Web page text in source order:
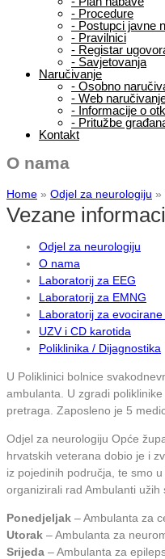
- Procedure
- Postupci javne
- Pravilnici
- Registar
- Savjetovanja
Naručivanje
- Osobno
- Web
- Informacije o
- Pritužbe
Kontakt
O nama
Home » Odjel za neurologiju »
Vezane
Odjel za neurologiju
O nama
Laboratorij za EEG
Laboratorij za EMNG
Laboratorij za
UZV i CD karotida
Poliklinika / Dijagnostika
U Poliklinici bolnice
ambulanta. U zgradi
pretraga. Zaposleno je 5
Odjel za neurologiju Opće
hrvatskih veterana dobio je i
iz pojedinih područja, te smo
organizirali rad Ambulanti
Ponedjeljak – Ambulanta za
Utorak – Ambulanta za
Srijeda – Ambulanta za